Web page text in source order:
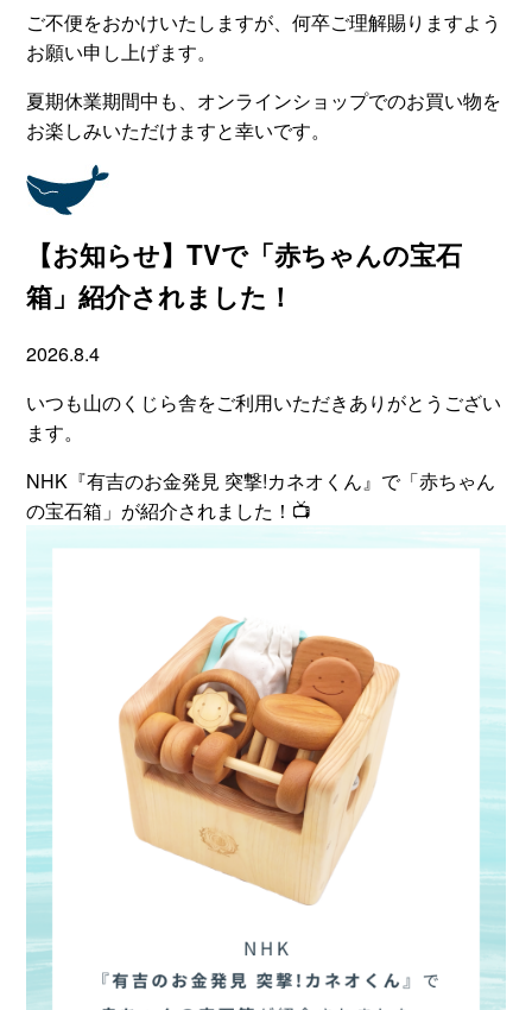
ご不便をおかけいたしますが、何卒ご理解賜りますよう
お願い申し上げます。
夏期休業期間中も、オンラインショップでのお買い物を
お楽しみいただけますと幸いです。
【お知らせ】TVで「赤ちゃんの宝石
箱」紹介されました！
2026.8.4
いつも山のくじら舎をご利用いただきありがとうござい
ます。
NHK『有吉のお金発見 突撃!カネオくん』で「赤ちゃん
の宝石箱」が紹介されました！📺